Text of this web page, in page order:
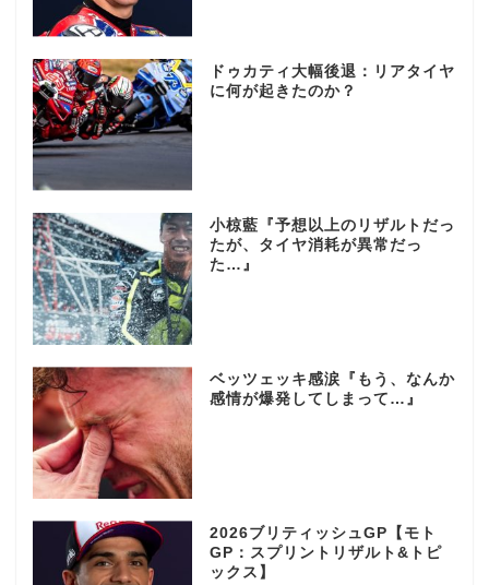
ドゥカティ大幅後退：リアタイヤ
に何が起きたのか？
小椋藍『予想以上のリザルトだっ
たが、タイヤ消耗が異常だっ
た…』
ベッツェッキ感涙『もう、なんか
感情が爆発してしまって…』
2026ブリティッシュGP【モト
GP：スプリントリザルト&トピ
ックス】